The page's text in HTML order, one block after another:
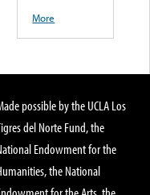
More
possible by the UCLA Los
del Norte Fund, the
Endowment for the
the National